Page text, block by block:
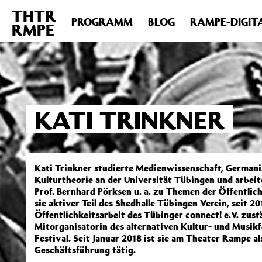
Deprecated : Die Funktion post_permalink ist seit Version
includes/functions.phpon line6031
THTR
RMPE PROGRAMM BLOG RAMPE-
KATI TRINKNER
Kati Trinkner studierte Medienwissenschaft,
Kulturtheorie an der Universität Tübingen und
Prof. Bernhard Pörksen u. a. zu Themen der
sie aktiver Teil des Shedhalle Tübingen Verein, seit
Öffentlichkeitsarbeit des Tübinger connect! e.V.
Mitorganisatorin des alternativen Kultur- und
Festival. Seit Januar 2018 ist sie am Theater Rampe
Geschäftsführung tätig.